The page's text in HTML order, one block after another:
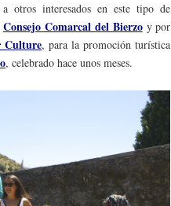
a otros interesados en este tipo de
Consejo Comarcal del Bierzoy por
Culture, para la promoción turística
, celebrado hace unos meses.